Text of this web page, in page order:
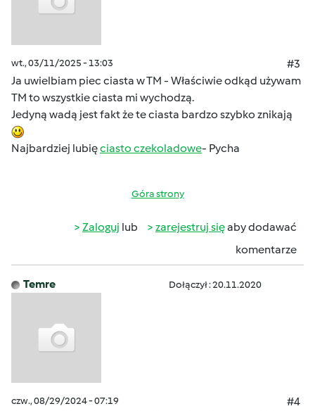
wt., 03/11/2025 - 13:03
#3
Ja uwielbiam piec ciasta w TM - Właściwie odkąd używam
TM to wszystkie ciasta mi wychodzą.
Jedyną wadą jest fakt że te ciasta bardzo szybko znikają
Najbardziej lubięciasto czekoladowe- Pycha
Góra strony
Zaloguj lub zarejestruj sięaby dodawać
komentarze
Temre Dołączył : 20.11.2020
czw., 08/29/2024 - 07:19
#4